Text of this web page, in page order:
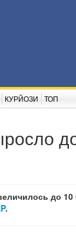
КУРЙОЗИ ТОП
до 10
.